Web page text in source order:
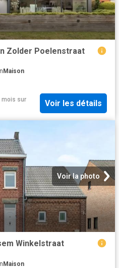
Zolder Poelenstraat
Maison
mois sur
Voir les détails
Voir la photo
Winkelstraat
Maison